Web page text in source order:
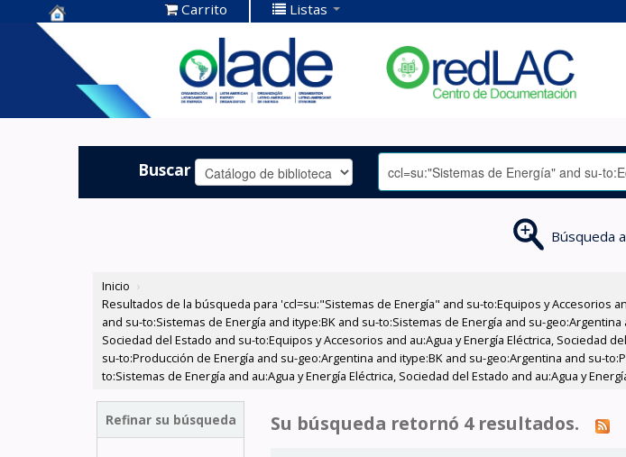
Centro de
Documentación
OLADE -
Carrito Listas
Buscar
Búsqueda
Inicio ›
Resultados de la búsqueda para 'ccl=su:"Sistemas de Energía" and su-to:Equipos y Accesorios
and su-to:Sistemas de Energía and itype:BK and su-to:Sistemas de Energía and su-
Sociedad del Estado and su-to:Equipos y Accesorios and au:Agua y Energía Eléctrica, Sociedad
su-to:Producción de Energía and su-geo:Argentina and itype:BK and su-geo:Argentina and su-
to:Sistemas de Energía and au:Agua y Energía Eléctrica, Sociedad del Estado and au:Agua y
Refinar su búsqueda Su búsqueda retornó 4 resultados.